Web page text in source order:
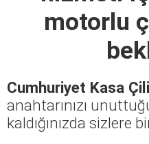
motorlu
Cumhuriyet Kasa
anahtarınızı
kaldığınızda sizlere